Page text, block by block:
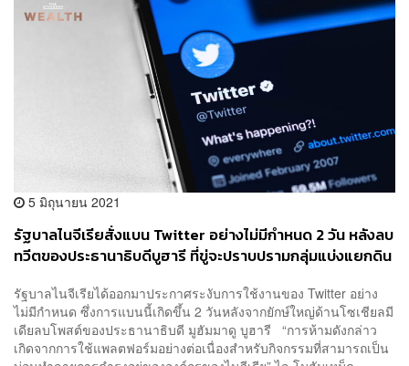
5 มิถุนายน 2021
รัฐบาลไนจีเรียสั่งแบน Twitter อย่างไม่มีกำหนด 2 วัน หลังลบ
ทวีตของประธานาธิบดีบูฮารี ที่ขู่จะปราบปรามกลุ่มแบ่งแยกดิน
รัฐบาลไนจีเรียได้ออกมาประกาศระงับการใช้งานของ Twitter อย่าง
ไม่มีกำหนด ซึ่งการแบนนี้เกิดขึ้น 2 วันหลังจากยักษ์ใหญ่ด้านโซเชียลมี
เดียลบโพสต์ของประธานาธิบดี มูฮัมมาดู บูฮารี “การห้ามดังกล่าว
เกิดจากการใช้แพลตฟอร์มอย่างต่อเนื่องสำหรับกิจกรรมที่สามารถเป็น